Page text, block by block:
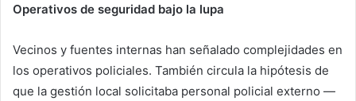
Operativos de seguridad bajo la lupa
Vecinos y fuentes internas han señalado complejidades en
los operativos policiales. También circula la hipótesis de
que la gestión local solicitaba personal policial externo —